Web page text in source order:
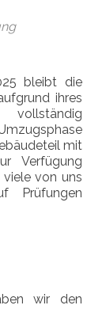
bleibt die
ihres
mit
Verfügung
viele von uns
Prüfungen
wir den